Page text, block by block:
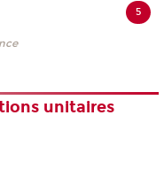
5
unitaires